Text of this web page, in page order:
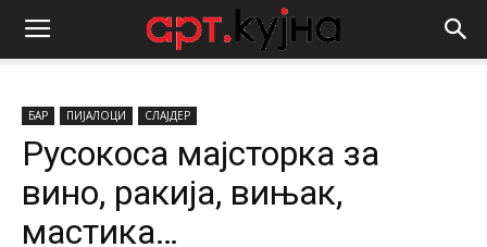
БАР ПИЈАЛОЦИ СЛАЈДЕР
Русокоса мајсторка за
вино, ракија, вињак,
мастика…